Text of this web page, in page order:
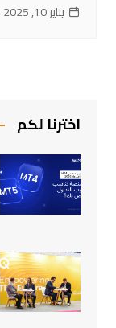
يناير 10, 2025
اخترنا لكم